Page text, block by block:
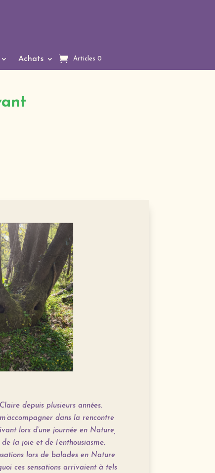
Achats Articles 0
depuis plusieurs années.
dans la rencontre
lors d’une journée en Nature,
la joie et de l’enthousiasme.
lors de balades en Nature
ces sensations arrivaient à tels